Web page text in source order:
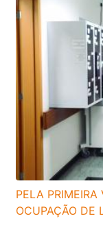
PELA PRIMEIRA
OCUPAÇÃO DE